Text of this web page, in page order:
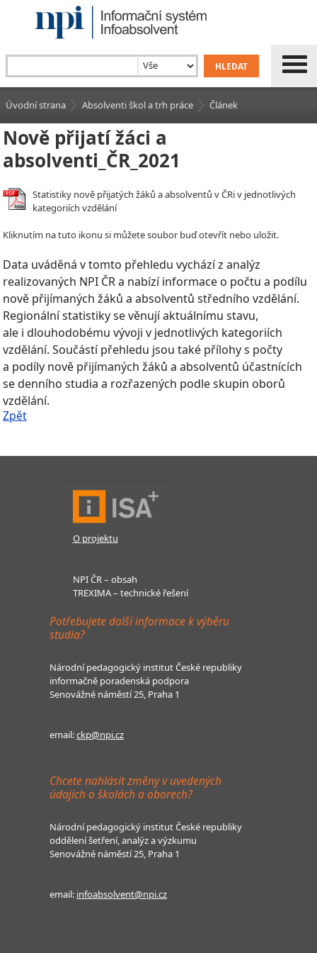
Úvodní strana Absolventi škol a trh práce Článek
Nově přijatí žáci a
absolventi_ČR_2021
Statistiky nově přijatých žáků a absolventů v ČRi v jednotlivých
kategoriích vzdělání
Kliknutím na tuto ikonu si můžete soubor buď otevřít nebo uložit.
Data uváděná v tomto přehledu vychází z analýz
realizovaných NPI ČR a nabízí informace o počtu a podílu
nově přijímaných žáků a absolventů středního vzdělání.
Regionální statistiky se věnují aktuálnímu stavu,
ale i dlouhodobému vývoji v jednotlivých kategoriích
vzdělání. Součástí přehledu jsou také přílohy s počty
a podíly nově přijímaných žáků a absolventů účastnících
se denního studia a rozřazených podle skupin oborů
vzdělání.
Zpět
O projektu
NPI ČR – obsah
TREXIMA – technické řešení
Potřebujete další informace k výběru
studia?
Národní pedagogický institut České republiky
informačně poradenská podpora
Senovážné náměstí 25, Praha 1
email:ckp@npi.cz
Chcete nahlásit změny v uvedených
údajích o školách a oborech?
Národní pedagogický institut České republiky
oddělení šetření, analýz a výzkumu
Senovážné náměstí 25, Praha 1
email: infoabsolvent@npi.cz